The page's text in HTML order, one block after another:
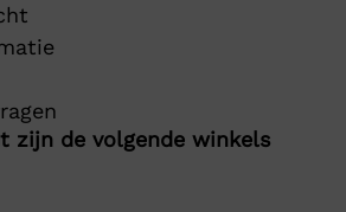
zijn de volgende winkels